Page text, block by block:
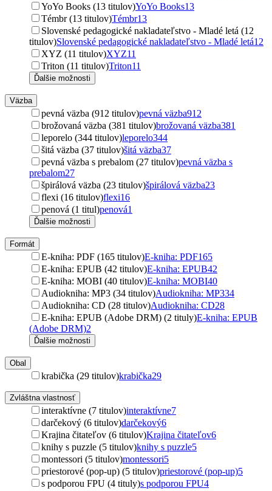
YoYo Books (13 titulov)YoYo Books13
Témbr (13 titulov)Témbr13
Slovenské pedagogické nakladateľstvo - Mladé letá (12
titulov)Slovenské pedagogické nakladateľstvo - Mladé letá12
XYZ (11 titulov)XYZ11
Triton (11 titulov)Triton11
Ďalšie možnosti
Väzba
pevná väzba (912 titulov)pevná väzba912
brožovaná väzba (381 titulov)brožovaná väzba381
leporelo (344 titulov)leporelo344
šitá väzba (37 titulov)šitá väzba37
pevná väzba s prebalom (27 titulov)pevná väzba s
prebalom27
špirálová väzba (23 titulov)špirálová väzba23
flexi (16 titulov)flexi16
penová (1 titul)penová1
Ďalšie možnosti
Formát
E-kniha: PDF (165 titulov)E-kniha: PDF165
E-kniha: EPUB (42 titulov)E-kniha: EPUB42
E-kniha: MOBI (40 titulov)E-kniha: MOBI40
Audiokniha: MP3 (34 titulov)Audiokniha: MP334
Audiokniha: CD (28 titulov)Audiokniha: CD28
E-kniha: EPUB (Adobe DRM) (2 tituly)E-kniha: EPUB
(Adobe DRM)2
Ďalšie možnosti
Obal
krabička (29 titulov)krabička29
Zvláštna vlastnosť
interaktívne (7 titulov)interaktívne7
darčekový (6 titulov)darčekový6
Krajina čitateľov (6 titulov)Krajina čitateľov6
knihy s puzzle (5 titulov)knihy s puzzle5
montessori (5 titulov)montessori5
priestorové (pop-up) (5 titulov)priestorové (pop-up)5
s podporou FPU (4 tituly)s podporou FPU4